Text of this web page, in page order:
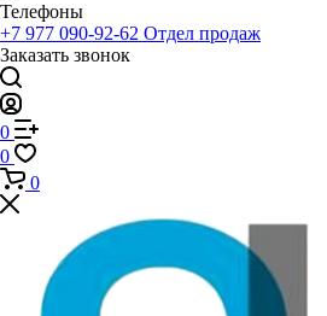
Телефоны
+7 977 090-92-62 Отдел продаж
Заказать звонок
0
0
0